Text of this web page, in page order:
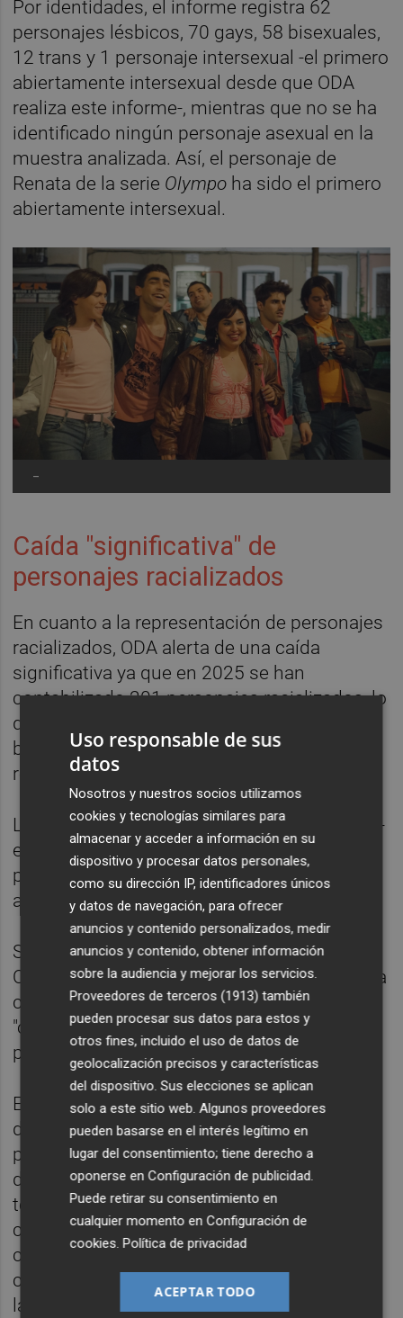
Por identidades, el informe registra 62
personajes lésbicos, 70 gays, 58 bisexuales,
12 trans y 1 personaje intersexual -el primero
abiertamente intersexual desde que ODA
realiza este informe-, mientras que no se ha
identificado ningún personaje asexual en la
muestra analizada. Así, el personaje de
Renata de la serie Olympo ha sido el primero
abiertamente intersexual.
-
Caída "significativa" de
personajes racializados
En cuanto a la representación de personajes
racializados, ODA alerta de una caída
significativa ya que en 2025 se han
contabilizado 201 personajes racializados, lo
que equivale al 9,98% del total y supone una
bajada de casi tres puntos porcentuales
respecto a 2024.
La mayoría de estos personajes son latinos -
el 40,67% entre cine y series-, seguidos de
personajes negros, árabes, gitanos y
asiáticos.
Sin embargo, esta representación es para
ODA "problemática" por su vinculación con la
criminalidad, las drogas, la cárcel y la figura
"cliché" del 'Pepito grillo' moral para
personajes blancos.
En oposición, en el ámbito de la
discapacidad, el informe registra un 5,8% de
personajes con discapacidad frente al 3,2%
del ejercicio anterior, consolidando una
tendencia "a tener en cuenta". "Aunque
consideramos que una de las principales
causas del crecimiento es la inclinación
cada vez mayor de representar aspectos de
la salud mental como la ansiedad o la
Uso responsable de sus
datos
Nosotros y nuestros socios utilizamos
cookies y tecnologías similares para
almacenar y acceder a información en su
dispositivo y procesar datos personales,
como su dirección IP, identificadores únicos
y datos de navegación, para ofrecer
anuncios y contenido personalizados, medir
anuncios y contenido, obtener información
sobre la audiencia y mejorar los servicios.
Proveedores de terceros (1913) también
pueden procesar sus datos para estos y
otros fines, incluido el uso de datos de
geolocalización precisos y características
del dispositivo. Sus elecciones se aplican
solo a este sitio web. Algunos proveedores
pueden basarse en el interés legítimo en
lugar del consentimiento; tiene derecho a
oponerse enConfiguración de publicidad.
Puede retirar su consentimiento en
cualquier momento enConfiguración de
cookies.Política de privacidad
ACEPTAR TODO